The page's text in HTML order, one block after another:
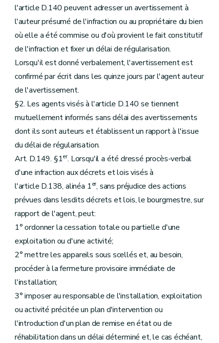
l'article D.140 peuvent adresser un avertissement à
l'auteur présumé de l'infraction ou au propriétaire du bien
où elle a été commise ou d'où provient le fait constitutif
de l'infraction et fixer un délai de régularisation.
Lorsqu'il est donné verbalement, l'avertissement est
confirmé par écrit dans les quinze jours par l'agent auteur
de l'avertissement.
§2. Les agents visés à l'article D.140 se tiennent
mutuellement informés sans délai des avertissements
dont ils sont auteurs et établissent un rapport à l'issue
du délai de régularisation.
Art. D.149. §1er. Lorsqu'il a été dressé procès-verbal
d'une infraction aux décrets et lois visés à
l'article D.138, alinéa 1er, sans préjudice des actions
prévues dans lesdits décrets et lois, le bourgmestre, sur
rapport de l'agent, peut:
1° ordonner la cessation totale ou partielle d'une
exploitation ou d'une activité;
2° mettre les appareils sous scellés et, au besoin,
procéder à la fermeture provisoire immédiate de
l'installation;
3° imposer au responsable de l'installation, exploitation
ou activité précitée un plan d'intervention ou
l'introduction d'un plan de remise en état ou de
réhabilitation dans un délai déterminé et, le cas échéant,